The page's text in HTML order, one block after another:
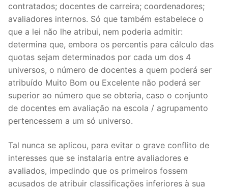
ENSINO SUPERIOR
PROFESSORES CONTRATADOS
DOCENTES APOSENTADOS
Formação
Área de Sócios
Revista Intervir
Contactos
contratados; docentes de carreira; coordenadores;
avaliadores internos. Só que também estabelece o
que a lei não lhe atribui, nem poderia admitir:
determina que, embora os percentis para cálculo das
quotas sejam determinados por cada um dos 4
universos, o número de docentes a quem poderá ser
atribuído Muito Bom ou Excelente não poderá ser
superior ao número que se obteria, caso o conjunto
de docentes em avaliação na escola / agrupamento
pertencessem a um só universo.
Tal nunca se aplicou, para evitar o grave conflito de
interesses que se instalaria entre avaliadores e
avaliados, impedindo que os primeiros fossem
acusados de atribuir classificações inferiores à sua